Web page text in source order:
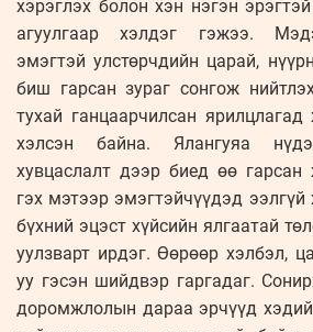
хэрэглэх болон хэн нэгэн
агуулгаар хэлдэг гэжээ.
эмэгтэй улстөрчдийн царай,
биш гарсан зураг сонгож
тухай ганцаарчилсан
хэлсэн байна. Ялангуяа
хувцаслалт дээр биед өө гарсан
гэх мэтээр эмэгтэйчүүдэд
бүхний эцэст хүйсийн ялгаатай
уулзварт ирдэг. Өөрөөр хэлбэл,
уу гэсэн шийдвэр гаргадаг.
доромжлолын дараа эрчүүд